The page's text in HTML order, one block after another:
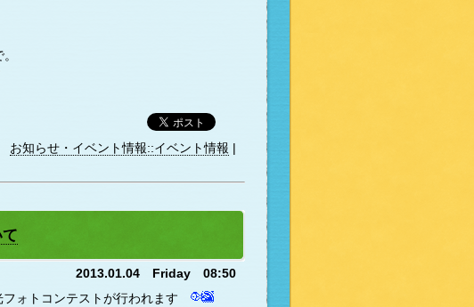
お知らせ・イベント情報::イベント情報 |
2013.01.04 Friday 08:50
ォトコンテストが行われます